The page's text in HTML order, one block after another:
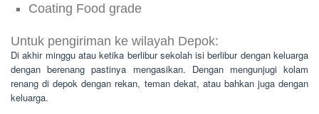
Coating Food grade
Untuk pengiriman ke wilayah Depok:
Di akhir minggu atau ketika berlibur sekolah isi berlibur dengan keluarga
dengan berenang pastinya mengasikan. Dengan mengunjugi kolam
renang di depok dengan rekan, teman dekat, atau bahkan juga dengan
keluarga.